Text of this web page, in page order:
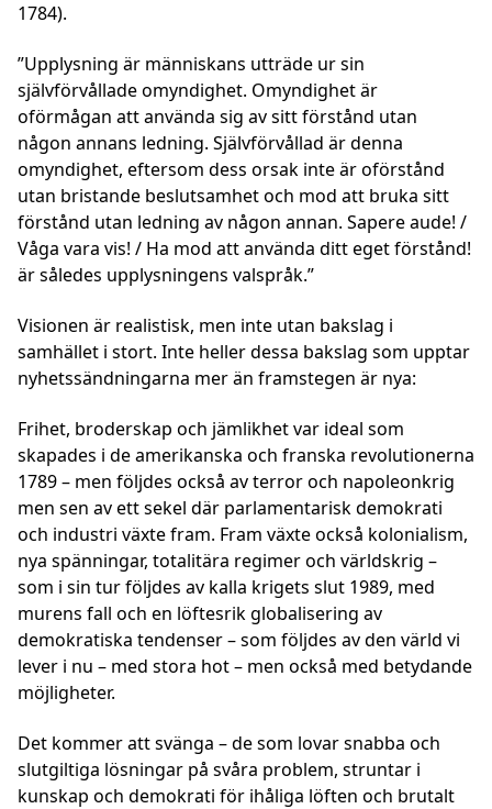
1784).
”Upplysning är människans utträde ur sin
självförvållade omyndighet. Omyndighet är
oförmågan att använda sig av sitt förstånd utan
någon annans ledning. Självförvållad är denna
omyndighet, eftersom dess orsak inte är oförstånd
utan bristande beslutsamhet och mod att bruka sitt
förstånd utan ledning av någon annan. Sapere aude! /
Våga vara vis! / Ha mod att använda ditt eget förstånd!
är således upplysningens valspråk.”
Visionen är realistisk, men inte utan bakslag i
samhället i stort. Inte heller dessa bakslag som upptar
nyhetssändningarna mer än framstegen är nya:
Frihet, broderskap och jämlikhet var ideal som
skapades i de amerikanska och franska revolutionerna
1789 – men följdes också av terror och napoleonkrig
men sen av ett sekel där parlamentarisk demokrati
och industri växte fram. Fram växte också kolonialism,
nya spänningar, totalitära regimer och världskrig –
som i sin tur följdes av kalla krigets slut 1989, med
murens fall och en löftesrik globalisering av
demokratiska tendenser – som följdes av den värld vi
lever i nu – med stora hot – men också med betydande
möjligheter.
Det kommer att svänga – de som lovar snabba och
slutgiltiga lösningar på svåra problem, struntar i
kunskap och demokrati för ihåliga löften och brutalt